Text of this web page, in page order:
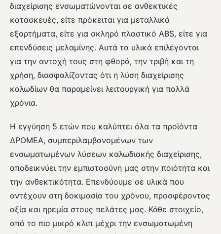
διαχείρισης ενσωματώνονται σε ανθεκτικές
κατασκευές, είτε πρόκειται για μεταλλικά
εξαρτήματα, είτε για σκληρό πλαστικό ABS, είτε για
επενδύσεις μελαμίνης. Αυτά τα υλικά επιλέγονται
για την αντοχή τους στη φθορά, την τριβή και τη
χρήση, διασφαλίζοντας ότι η λύση διαχείρισης
καλωδίων θα παραμείνει λειτουργική για πολλά
χρόνια.
Η εγγύηση 5 ετών που καλύπτει όλα τα προϊόντα
ΔΡΟΜΕΑ, συμπεριλαμβανομένων των
ενσωματωμένων λύσεων καλωδιακής διαχείρισης,
αποδεικνύει την εμπιστοσύνη μας στην ποιότητα και
την ανθεκτικότητα. Επενδύουμε σε υλικά που
αντέχουν στη δοκιμασία του χρόνου, προσφέροντας
αξία και ηρεμία στους πελάτες μας. Κάθε στοιχείο,
από το πιο μικρό κλιπ μέχρι την ενσωματωμένη